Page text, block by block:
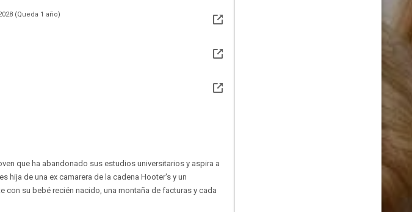
(Queda 1 año)
que ha abandonado sus estudios universitarios y aspira a
hija de una ex camarera de la cadena Hooter's y un
su bebé recién nacido, una montaña de facturas y cada